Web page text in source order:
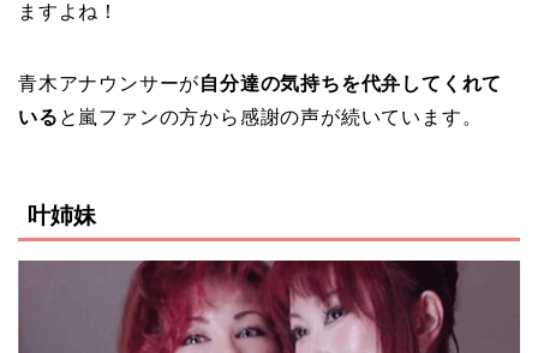
ますよね！
青木アナウンサーが自分達の気持ちを代弁してくれて
いる と嵐ファンの方から感謝の声が続いています。
叶姉妹